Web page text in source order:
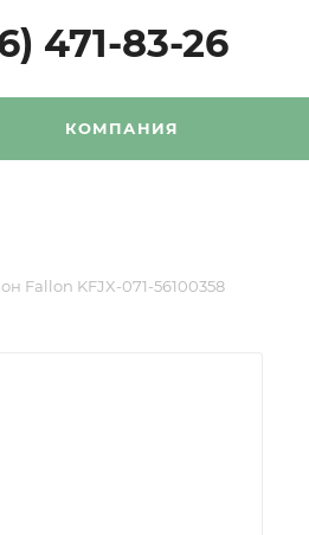
471-83-26
КОМПАНИЯ
Fallon KFJX-071-56100358